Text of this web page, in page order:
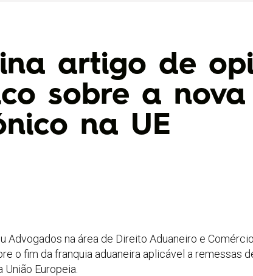
artigo de
sobre a
na UE
Advogados na área de Direito Aduaneiro e
o fim da franquia aduaneira aplicável a remessas
Europeia.